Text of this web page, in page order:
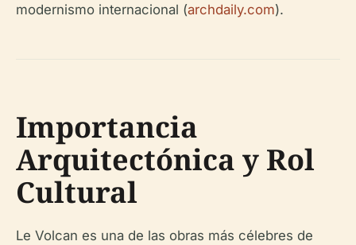
modernismo internacional (archdaily.com).
Importancia
Arquitectónica y Rol
Cultural
Le Volcan es una de las obras más célebres de